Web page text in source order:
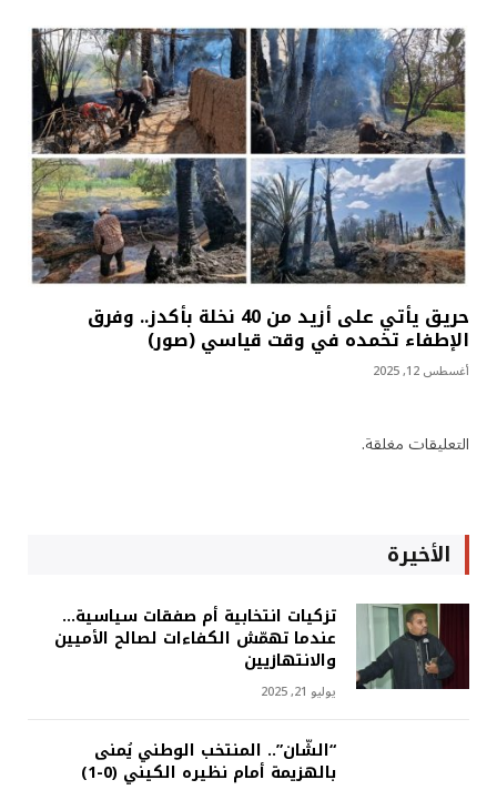
حريق يأتي على أزيد من 40 نخلة بأكدز.. وفرق
الإطفاء تخمده في وقت قياسي (صور)
أغسطس 12, 2025
التعليقات مغلقة.
الأخيرة
تزكيات انتخابية أم صفقات سياسية…
عندما تهمّش الكفاءات لصالح الأميين
والانتهازيين
يوليو 21, 2025
“الشّان”.. المنتخب الوطني يُمنى
بالهزيمة أمام نظيره الكيني (0-1)